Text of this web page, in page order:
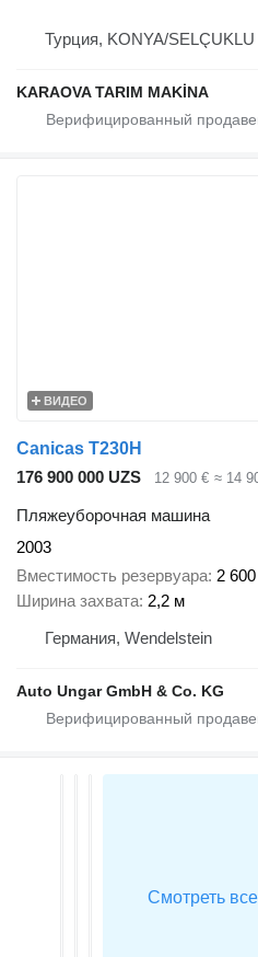
Турция, KONYA/SELÇUKLU
KARAOVA TARIM MAKİNA
ВИДЕО
Canicas T230H
176 900 000 UZS
12 900 € ≈ 14
Пляжеуборочная машина
2003
Вместимость резервуара 2
Ширина захвата 2,2 м
Германия, Wendelstein
Auto Ungar GmbH & Co. KG